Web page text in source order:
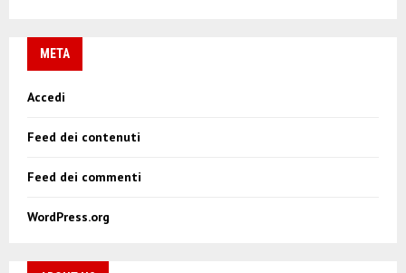
META
Accedi
Feed dei contenuti
Feed dei commenti
WordPress.org